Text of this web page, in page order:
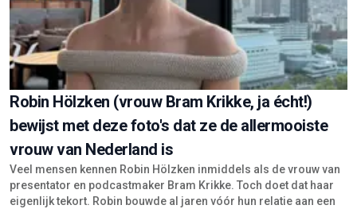
Robin Hölzken (vrouw Bram Krikke, ja écht!)
bewijst met deze foto's dat ze de allermooiste
vrouw van Nederland is
Veel mensen kennen Robin Hölzken inmiddels als de vrouw van
presentator en podcastmaker Bram Krikke. Toch doet dat haar
eigenlijk tekort. Robin bouwde al jaren vóór hun relatie aan een